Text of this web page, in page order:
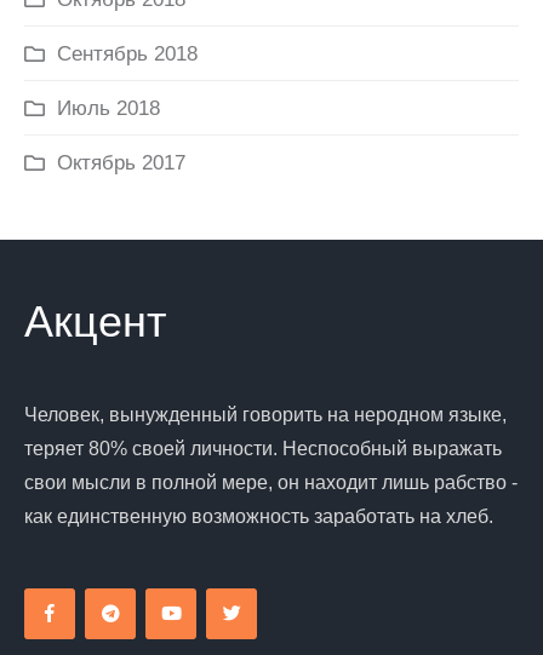
Сентябрь 2018
Июль 2018
Октябрь 2017
Акцент
Человек, вынужденный говорить на неродном языке,
теряет 80% своей личности. Неспособный выражать
свои мысли в полной мере, он находит лишь рабство -
как единственную возможность заработать на хлеб.